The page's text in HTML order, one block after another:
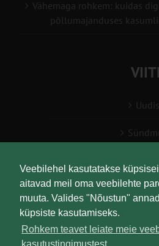
Veebilehel kasutatakse
aitavad meil oma veebilehte
muuta. Valides "Nõustun"
küpsiste kasutamiseks.
Rohkem teavet leiate meie
Vähemaga rohkem: kuidas
põllumajanduses
Liitu